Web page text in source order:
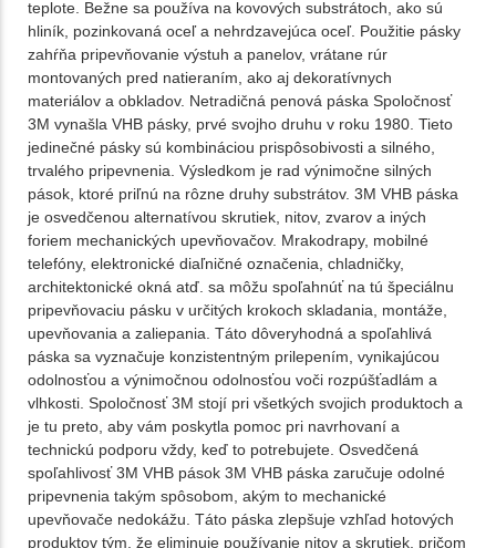
teplote. Bežne sa používa na kovových substrátoch, ako sú
hliník, pozinkovaná oceľ a nehrdzavejúca oceľ. Použitie pásky
zahŕňa pripevňovanie výstuh a panelov, vrátane rúr
montovaných pred natieraním, ako aj dekoratívnych
materiálov a obkladov. Netradičná penová páska Spoločnosť
3M vynašla VHB pásky, prvé svojho druhu v roku 1980. Tieto
jedinečné pásky sú kombináciou prispôsobivosti a silného,
trvalého pripevnenia. Výsledkom je rad výnimočne silných
pások, ktoré priľnú na rôzne druhy substrátov. 3M VHB páska
je osvedčenou alternatívou skrutiek, nitov, zvarov a iných
foriem mechanických upevňovačov. Mrakodrapy, mobilné
telefóny, elektronické diaľničné označenia, chladničky,
architektonické okná atď. sa môžu spoľahnúť na tú špeciálnu
pripevňovaciu pásku v určitých krokoch skladania, montáže,
upevňovania a zaliepania. Táto dôveryhodná a spoľahlivá
páska sa vyznačuje konzistentným prilepením, vynikajúcou
odolnosťou a výnimočnou odolnosťou voči rozpúšťadlám a
vlhkosti. Spoločnosť 3M stojí pri všetkých svojich produktoch a
je tu preto, aby vám poskytla pomoc pri navrhovaní a
technickú podporu vždy, keď to potrebujete. Osvedčená
spoľahlivosť 3M VHB pások 3M VHB páska zaručuje odolné
pripevnenia takým spôsobom, akým to mechanické
upevňovače nedokážu. Táto páska zlepšuje vzhľad hotových
produktov tým, že eliminuje používanie nitov a skrutiek, pričom